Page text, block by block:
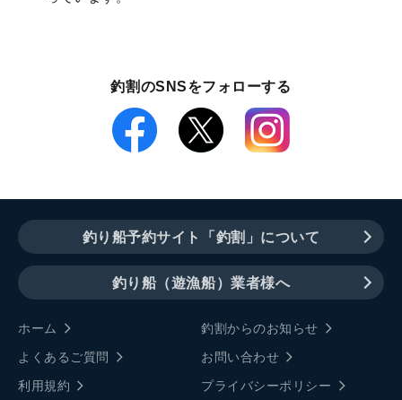
釣割のSNSをフォローする
釣り船予約サイト「釣割」について
釣り船（遊漁船）業者様へ
ホーム
釣割からのお知らせ
よくあるご質問
お問い合わせ
利用規約
プライバシーポリシー